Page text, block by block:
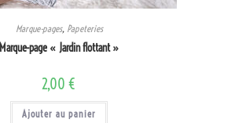
Marque-pages, Papeteries
Marque-page « Jardin flottant »
2,00 €
Ajouter au panier